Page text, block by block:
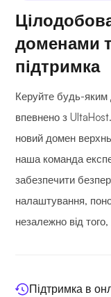
доменами
підтримка
Керуйте будь-
впевнено з
новий домен
наша команда
забезпечити
налаштування,
незалежно від
Підтримка в